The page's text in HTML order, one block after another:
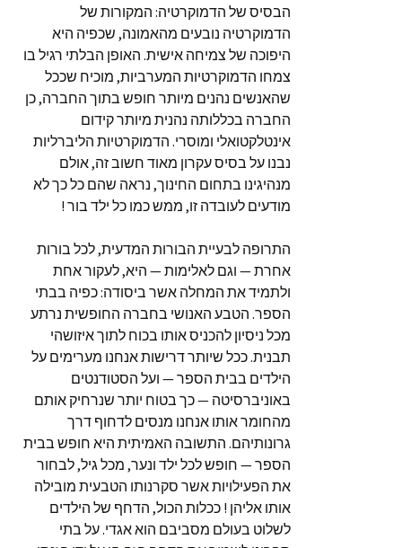
הבסיס של הדמוקרטיה: המקורות של
הדמוקרטיה נובעים מהאמונה, שכפיה היא
היפוכה של צמיחה אישית. האופן הבלתי רגיל בו
צמחו הדמוקרטיות המערביות, מוכיח שככל
שהאנשים נהנים מיותר חופש בתוך החברה, כן
החברה בכללותה נהנית מיותר קידום
אינטלקטואלי ומוסרי. הדמוקרטיות הליברליות
נבנו על בסיס עקרון מאוד חשוב זה, אולם
מנהיגינו בתחום החינוך, נראה שהם כל כך לא
מודעים לעובדה זו, ממש כמו כל ילד בור !
התרופה לבעיית הבורות המדעית, לכל בורות
אחרת — וגם לאלימות — היא, לעקור אחת
ולתמיד את המחלה אשר ביסודה: כפיה בבתי
הספר. הטבע האנושי בחברה החופשית נרתע
מכל ניסיון להכניס אותו בכוח לתוך איזושהי
תבנית. ככל שיותר דרישות אנחנו מערימים על
הילדים בבית הספר — ועל הסטודנטים
באוניברסיטה — כך בטוח יותר שנרחיק אותם
מהחומר אותו אנחנו מנסים לדחוף דרך
גרונותיהם. התשובה האמיתית היא חופש בבית
הספר — חופש לכל ילד ונער, מכל גיל, לבחור
את הפעילויות אשר סקרנותו הטבעית מובילה
אותו אליהן ! ככלות הכול, הדחף של הילדים
לשלוט בעולם מסביבם הוא אגדי. על בתי